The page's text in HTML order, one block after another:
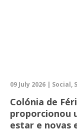
09 July 2026 | Social,
Colónia de
proporcionou
estar e novas